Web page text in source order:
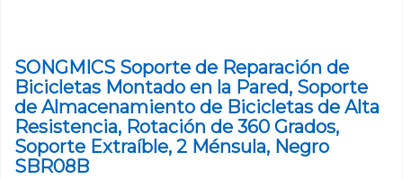
SONGMICS Soporte de Reparación de
Bicicletas Montado en la Pared, Soporte
de Almacenamiento de Bicicletas de Alta
Resistencia, Rotación de 360 Grados,
Soporte Extraíble, 2 Ménsula, Negro
SBR08B